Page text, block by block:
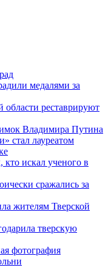
медалями за
области реставрируют
Владимира Путина
стал лауреатом
искал ученого в
сражались за
жителям Тверской
тверскую
фотография